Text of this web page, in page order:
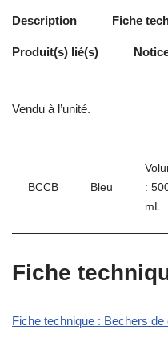
Description Fiche
Produit(s) lié(s)
Vendu à l’unité.
BCCB Bleu
:
mL
Fiche
Fiche technique : Bechers de